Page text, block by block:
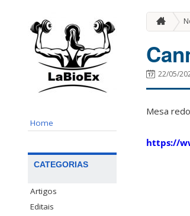
Home
CATEGORIAS
Artigos
Editais
22/05/
Mesa
https://